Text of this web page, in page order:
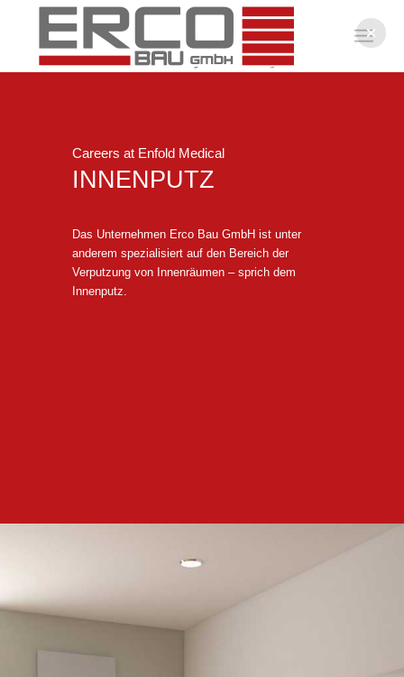
Careers at Enfold Medical
INNENPUTZ
Das Unternehmen Erco Bau GmbH ist unter
anderem spezialisiert auf den Bereich der
Verputzung von Innenräumen – sprich dem
Innenputz.